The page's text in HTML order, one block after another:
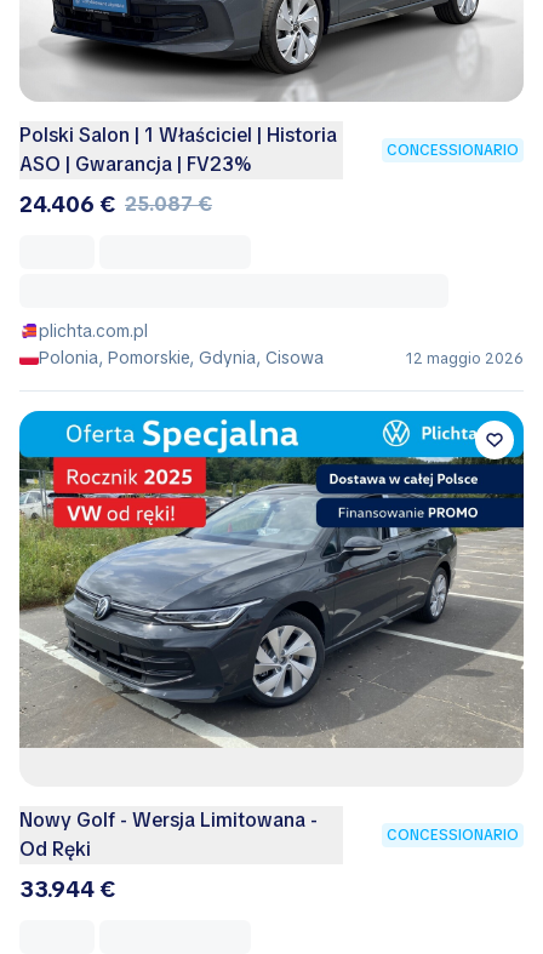
Polski Salon | 1 Właściciel | Historia
ASO | Gwarancja | FV23%
CONCESSIONARIO
24.406 € 25.087 €
plichta.com.pl
Polonia, Pomorskie, Gdynia, Cisowa
12 maggio 2026
Nowy Golf - Wersja Limitowana -
Od Ręki
CONCESSIONARIO
33.944 €